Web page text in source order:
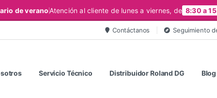
de veranoAtención al cliente de lunes a viernes, de 8:30 a
Contáctanos Seguimiento
Servicio Técnico Distribuidor Roland DG Blog